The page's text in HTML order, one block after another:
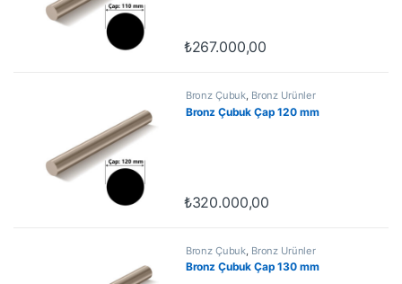
₺267.000,00
Bronz Çubuk, Bronz Ürünler
Bronz Çubuk Çap 120 mm
₺320.000,00
Bronz Çubuk Bronz Ürünler
Bronz Çubuk Çap 130 mm